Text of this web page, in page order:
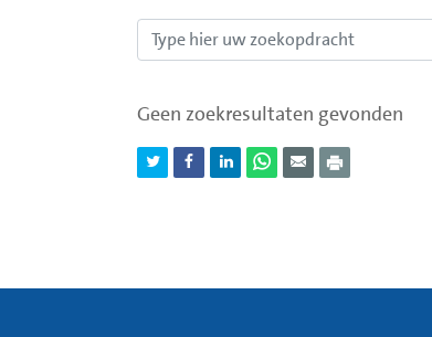
Geen zoekresultaten gevonden